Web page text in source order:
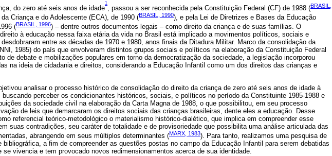
do zero até seis anos de idade
1
, passou a ser reconhecida pela Constituição Federal (CF) de 1988 (BRASIL,
Criança e do Adolescente (ECA), de 1990 (BRASIL, 1990), e pela Lei de Diretrizes e Bases da Educação
(BRASIL, 1996) – dentre outros documentos legais – como direito da criança e de suas famílias. O
à educação nessa faixa etária da vida no Brasil está implicado a movimentos políticos, sociais e
entre as décadas de 1970 e 1980, anos finais da Ditadura Militar. Marco da consolidação da
1985) do país que envolveram distintos grupos sociais e políticos na elaboração da Constituição Federal
de debate e mobilizações populares em torno da democratização da sociedade, a legislação incorporou
na ideia de cidadania e direitos, considerando a Educação Infantil como um dos direitos das crianças e
analisar o processo histórico de consolidação do direito da criança de zero até seis anos de idade à
perceber os condicionantes históricos, sociais, e políticos no período da Constituinte 1985-1988 e
da sociedade civil na elaboração da Carta Magna de 1988, o que possibilitou, em seu processo
de leis que demarcaram os direitos sociais das crianças brasileiras, dente eles a educação. Desse
referencial teórico-metodológico o materialismo histórico-dialético, que implica em compreender esse
suas contradições, seu caráter de totalidade e de provisoriedade que possibilita uma análise articulada das
abrangendo em seus múltiplos determinantes (MARX, 1983). Para tanto, realizamos uma pesquisa de
bibliográfica, a fim de compreender as questões postas no campo da Educação Infantil para serem debatidas
se vivencia e tem provocado novos redimensionamentos acerca de sua identidade.